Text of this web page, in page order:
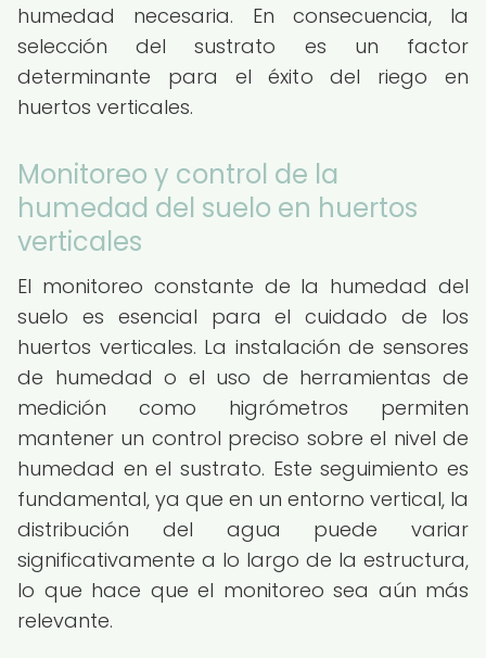
humedad necesaria. En consecuencia, la
selección del sustrato es un factor
determinante para el éxito del riego en
huertos verticales.
Monitoreo y control de la
humedad del suelo en huertos
verticales
El monitoreo constante de la humedad del
suelo es esencial para el cuidado de los
huertos verticales. La instalación de sensores
de humedad o el uso de herramientas de
medición como higrómetros permiten
mantener un control preciso sobre el nivel de
humedad en el sustrato. Este seguimiento es
fundamental, ya que en un entorno vertical, la
distribución del agua puede variar
significativamente a lo largo de la estructura,
lo que hace que el monitoreo sea aún más
relevante.